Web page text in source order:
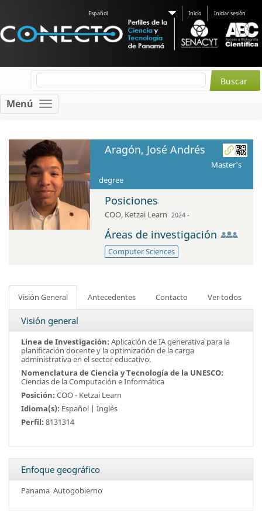
Español Inicio Iniciar sesión
Menú
Aragón, José Andrés
Master's
degree
Posiciones
COO, Ketzai Learn 2024 -
Áreas de investigación
Computer Sciences
Visión General Antecedentes Contacto Ver todos
Visión general
Línea de Investigación: Aplicación de IA generativa para la
planificación docente y la optimización de la carga
administrativa en el sector educativo.
Nomenclatura de Ciencia y Tecnología de la UNESCO:
Ciencias de la Computación e Informática
Posición: COO - Ketzai Learn
Idioma(s): Español | Inglés
Perfil: 8131314
Enfoque geográfico
Panama Autogobierno